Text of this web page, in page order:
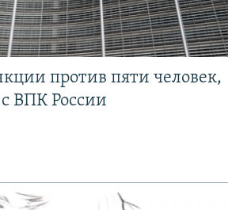
против пяти человек,
ВПК России